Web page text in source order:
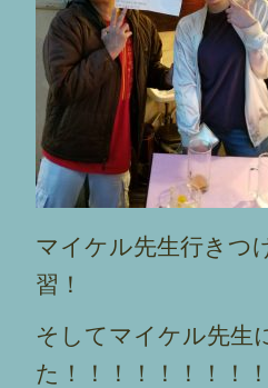
マイケル先生行きつ
習！
そしてマイケル先生
た！！！！！！！！！